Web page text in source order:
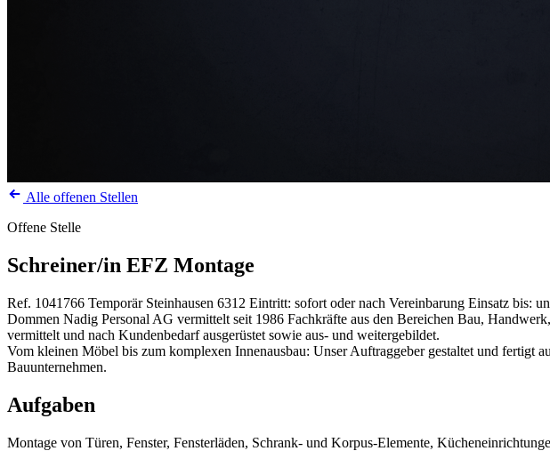
Alle offenen Stellen
Offene Stelle
Schreiner/in EFZ Montage
Ref. 1041766 Temporär Steinhausen 6312 Eintritt: sofort oder nach Vereinbarung Einsatz bis:
Dommen Nadig Personal AG vermittelt seit 1986 Fachkräfte aus den Bereichen Bau,
vermittelt und nach Kundenbedarf ausgerüstet sowie aus- und weitergebildet.
Vom kleinen Möbel bis zum komplexen Innenausbau: Unser Auftraggeber gestaltet und
Bauunternehmen.
Aufgaben
Montage von Türen, Fenster, Fensterläden, Schrank- und Korpus-Elemente,